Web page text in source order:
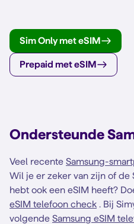
Sim Only met eSIM
Prepaid met eSIM
Ondersteunde
Veel recente Samsung-
Wil je er zeker van zijn of de
hebt ook een eSIM heeft?
eSIM telefoon check . Bij
volgende Samsung eSIM